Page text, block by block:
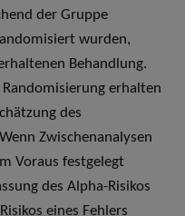
der Gruppe
wurden,
Behandlung.
erhalten
des
Zwischenanalysen
Voraus festgelegt
des Alpha-Risikos
eines Fehlers